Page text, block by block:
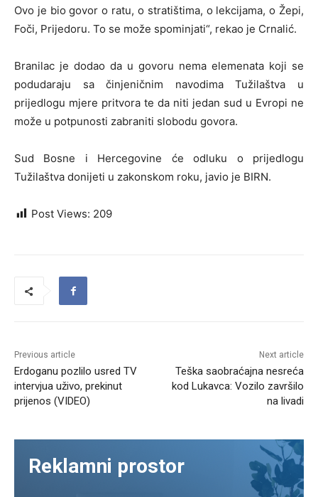
Ovo je bio govor o ratu, o stratištima, o lekcijama, o Žepi,
Foči, Prijedoru. To se može spominjati“, rekao je Crnalić.
Branilac je dodao da u govoru nema elemenata koji se
podudaraju sa činjeničnim navodima Tužilaštva u
prijedlogu mjere pritvora te da niti jedan sud u Evropi ne
može u potpunosti zabraniti slobodu govora.
Sud Bosne i Hercegovine će odluku o prijedlogu
Tužilaštva donijeti u zakonskom roku, javio je BIRN.
Post Views: 209
Previous article
Erdoganu pozlilo usred TV
intervjua uživo, prekinut
prijenos (VIDEO)
Next article
Teška saobraćajna nesreća
kod Lukavca: Vozilo završilo
na livadi
Reklamni prostor